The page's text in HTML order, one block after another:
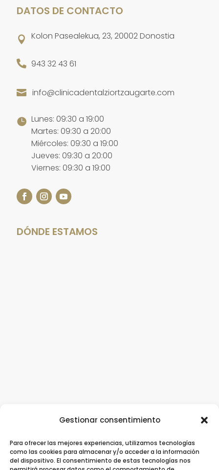
Gestionar consentimiento
Para ofrecer las mejores experiencias, utilizamos tecnologías
como las cookies para almacenar y/o acceder a la información
del dispositivo. El consentimiento de estas tecnologías nos
DATOS DE CONTACTO
 Kolon Pasealekua, 23, 20002 Donostia
 943 32 43 61
 info@clinicadentalziortzaugarte.com
 Lunes: 09:30 a 19:00
Martes: 09:30 a 20:00
Miércoles: 09:30 a 19:00
Jueves: 09:30 a 20:00
Viernes: 09:30 a 19:00
DÓNDE ESTAMOS
Clínica Dental Ziortza Ugarte/Implantes
dentales/Ortodoncia/Ortodoncia invisible